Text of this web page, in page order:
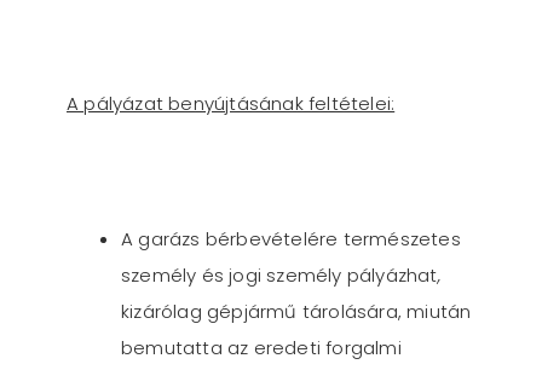
A pályázat benyújtásának feltételei:
A garázs bérbevételére természetes
személy és jogi személy pályázhat,
kizárólag gépjármű tárolására, miután
bemutatta az eredeti forgalmi